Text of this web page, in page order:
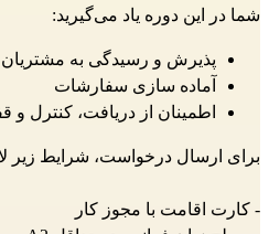
شما در این دوره یاد می‌گیرید:
پذیرش و رسیدگی به مشتریان
آماده سازی سفارشات
اطمینان از دریافت، کنترل
برای ارسال درخواست، شرایط زیر
- کارت اقامت با مجوز کار